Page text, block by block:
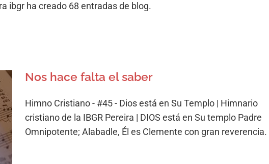
ibgr ha creado 68 entradas de blog.
Nos hace falta el saber
Himno Cristiano - #45 - Dios está en Su Templo | Himnario
cristiano de la IBGR Pereira | DIOS está en Su templo Padre
Omnipotente; Alabadle, Él es Clemente con gran reverencia.